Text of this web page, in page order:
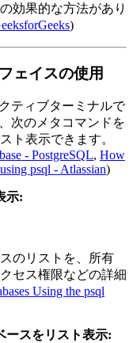
効果的な方法があり
)
ェイスの使用
ティブターミナルで
次のメタコマンドを
ト表示できます。
- PostgreSQL, How
psql - Atlassian)
示:
のリストを、所有
セス権限などの詳細
Using the psql
ースをリスト表示: